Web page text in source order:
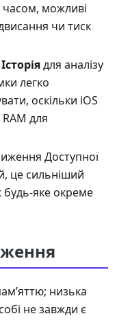
можливі
чи тиск
Історіядля аналізу
легко
оскільки iOS
для
Доступної
це сильніший
будь-яке окреме
низька
не завжди є